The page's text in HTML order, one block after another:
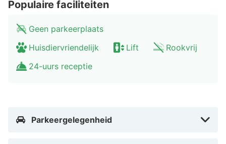
andere leuke bezienswaardigheid dicht bij het hotel is
de televisietoren Kaknästornet. Deze toren is 170 meter
Populaire faciliteiten
Geen parkeerplaats
Huisdiervriendelijk
Lift
Rookvrij
24-uurs receptie
Parkeergelegenheid